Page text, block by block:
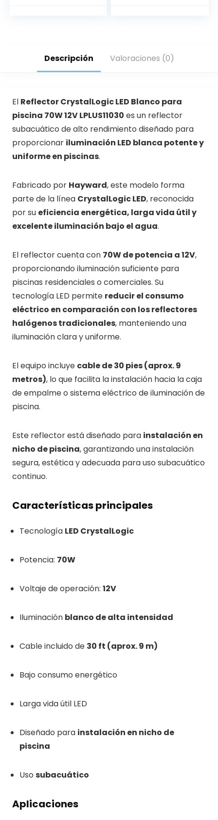
Descripción Valoraciones (0)
El Reflector CrystalLogic LED Blanco para
piscina 70W 12V LPLUS11030 es un reflector
subacuático de alto rendimiento diseñado para
proporcionar iluminación LED blanca potente y
uniforme en piscinas.
Fabricado por Hayward, este modelo forma
parte de la línea CrystalLogic LED, reconocida
por su eficiencia energética, larga vida útil y
excelente iluminación bajo el agua.
El reflector cuenta con 70W de potencia a 12V,
proporcionando iluminación suficiente para
piscinas residenciales o comerciales. Su
tecnología LED permite reducir el consumo
eléctrico en comparación con los reflectores
halógenos tradicionales, manteniendo una
iluminación clara y uniforme.
El equipo incluye cable de 30 pies (aprox. 9
metros), lo que facilita la instalación hacia la caja
de empalme o sistema eléctrico de iluminación de
piscina.
Este reflector está diseñado para instalación en
nicho de piscina, garantizando una instalación
segura, estética y adecuada para uso subacuático
continuo.
Características principales
Tecnología LED CrystalLogic
Potencia: 70W
Voltaje de operación: 12V
Iluminación blanco de alta intensidad
Cable incluido de 30 ft (aprox. 9 m)
Bajo consumo energético
Larga vida útil LED
Diseñado para instalación en nicho de
piscina
Uso subacuático
Aplicaciones